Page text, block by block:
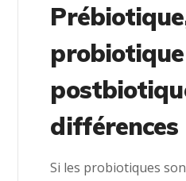
différences
Si les probiotiques